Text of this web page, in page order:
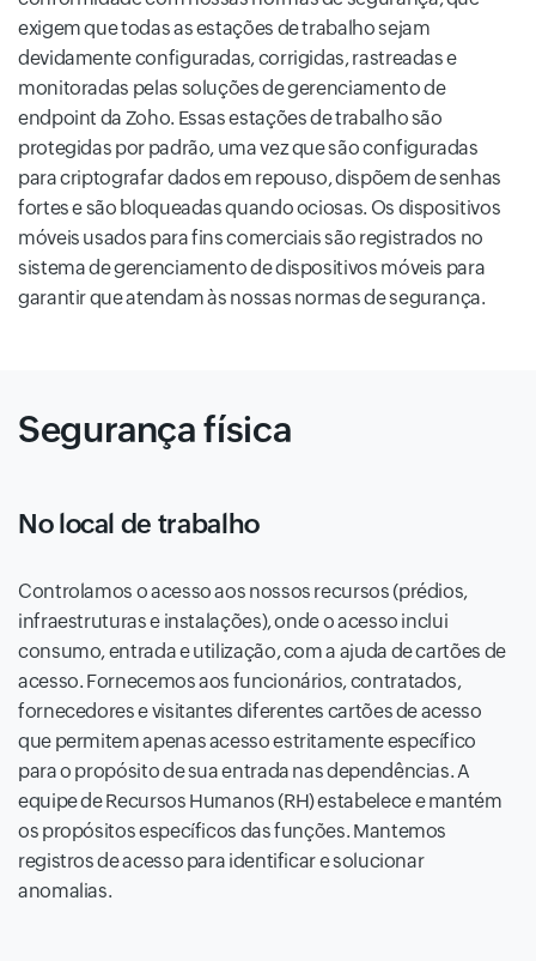
exigem que todas as estações de trabalho sejam
devidamente configuradas, corrigidas, rastreadas e
monitoradas pelas soluções de gerenciamento de
endpoint da Zoho. Essas estações de trabalho são
protegidas por padrão, uma vez que são configuradas
para criptografar dados em repouso, dispõem de senhas
fortes e são bloqueadas quando ociosas. Os dispositivos
móveis usados para fins comerciais são registrados no
sistema de gerenciamento de dispositivos móveis para
garantir que atendam às nossas normas de segurança.
Segurança física
No local de trabalho
Controlamos o acesso aos nossos recursos (prédios,
infraestruturas e instalações), onde o acesso inclui
consumo, entrada e utilização, com a ajuda de cartões de
acesso. Fornecemos aos funcionários, contratados,
fornecedores e visitantes diferentes cartões de acesso
que permitem apenas acesso estritamente específico
para o propósito de sua entrada nas dependências. A
equipe de Recursos Humanos (RH) estabelece e mantém
os propósitos específicos das funções. Mantemos
registros de acesso para identificar e solucionar
anomalias.